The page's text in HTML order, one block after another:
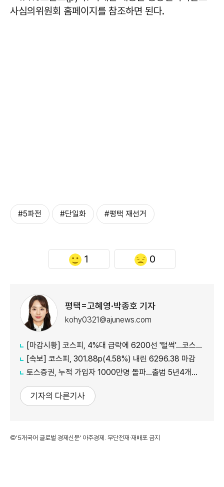
사심의위원회 홈페이지를 참조하면 된다.
#5파전 #단일화 #평택 재선거
1 0
평택=고혜영·박종호 기자
kohy0321@ajunews.com
[마감시황] 코스피, 4%대 급락에 6200선 '털썩'…코스닥 5거래일 째 ↑
[속보] 코스피, 301.88p(4.58%) 내린 6296.38 마감
토스증권, 누적 가입자 1000만명 돌파…출범 5년4개월 만
기자의 다른기사
©'5개국어 글로벌 경제신문' 아주경제. 무단전재·재배포 금지